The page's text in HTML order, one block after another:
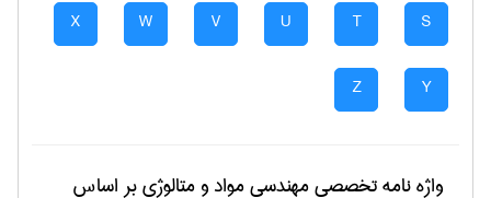
S
T
U
V
W
X
Y
Z
واژه نامه تخصصیمهندسی مواد و متالوژیبر اساس